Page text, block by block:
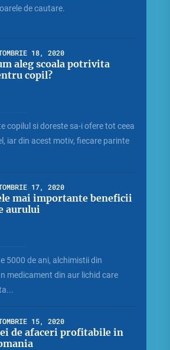
de cautare.
18, 2020
aleg scoala potrivita
copil?
copilul si doreste sa-i ofere tot ceea
iar din acest motiv, fiecare parinte
17, 2020
mai importante beneficii
aurului
5000 de ani, alchimistii din
medicament din aur lichid care
15, 2020
de afaceri profitabile in